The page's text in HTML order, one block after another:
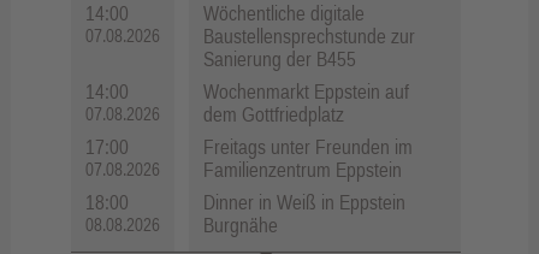
14:00
07.08.2026
Wöchentliche digitale
Baustellensprechstunde zur
Sanierung der B455
14:00
07.08.2026
Wochenmarkt Eppstein auf
dem Gottfriedplatz
17:00
07.08.2026
Freitags unter Freunden im
Familienzentrum Eppstein
18:00
08.08.2026
Dinner in Weiß in Eppstein
Burgnähe